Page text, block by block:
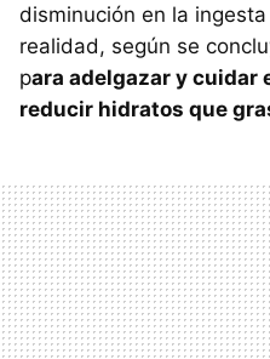
disminución en la
realidad, según se
para adelgazar y cuidar
reducir hidratos que